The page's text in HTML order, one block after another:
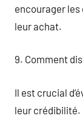
encourager les
leur achat.
9. Comment
Il est crucial
leur crédibilité.